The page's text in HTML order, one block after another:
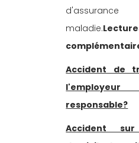
d'assurance
maladie.
Accident de
responsable?
Accident